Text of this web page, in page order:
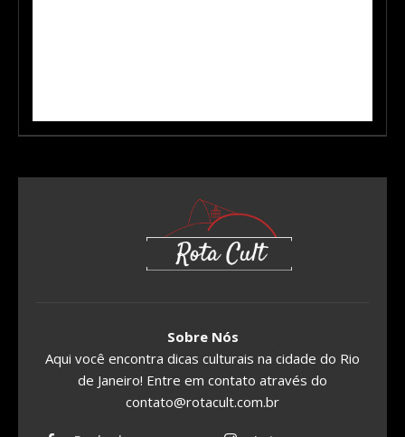
Sobre Nós
Aqui você encontra dicas culturais na cidade do Rio
de Janeiro! Entre em contato através do
contato@rotacult.com.br